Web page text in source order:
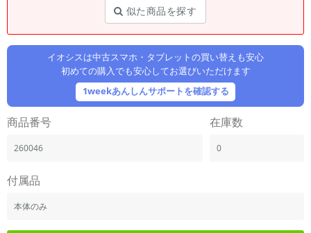
似た商品を探す
イオシスは中古スマホ・タブレットの買い替えも安心
初めての購入でも安心してお選びいただけます
1weekあんしんサポートを確認する
商品番号
260046
在庫数
0
付属品
本体のみ
「Apple」「SONY」「SHARP」など
機能・特徴
商品の搭載機能による絞り込み
「5G対応」「防水」「ワンセグ」など
ドライブ
ドライブの絞り込み
ランク
「新品」「未使用」「中古」など
CPU